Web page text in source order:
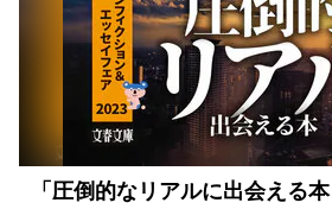
「圧倒的なリアルに出会える